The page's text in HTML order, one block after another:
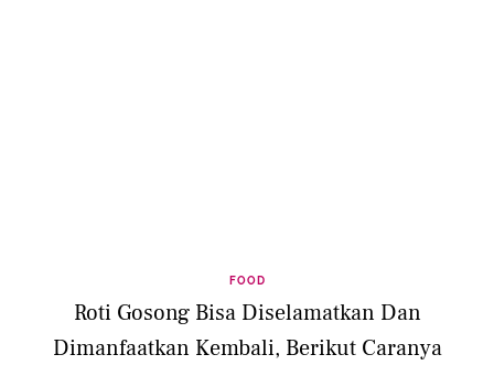
FOOD
Roti Gosong Bisa Diselamatkan Dan
Dimanfaatkan Kembali, Berikut Caranya